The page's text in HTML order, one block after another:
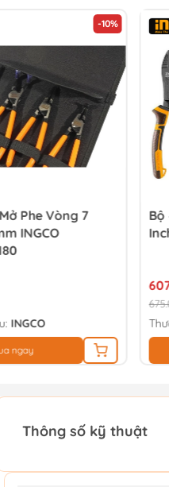
-10%
Phe Vòng 7
INGCO
INGCO
ngay
Bộ
Thông số kỹ thuật